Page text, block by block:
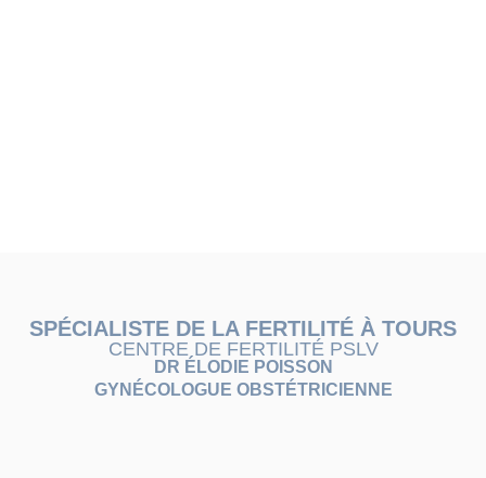
SPÉCIALISTE DE LA FERTILITÉ À TOURS
CENTRE DE FERTILITÉ PSLV
DR ÉLODIE POISSON
GYNÉCOLOGUE OBSTÉTRICIENNE